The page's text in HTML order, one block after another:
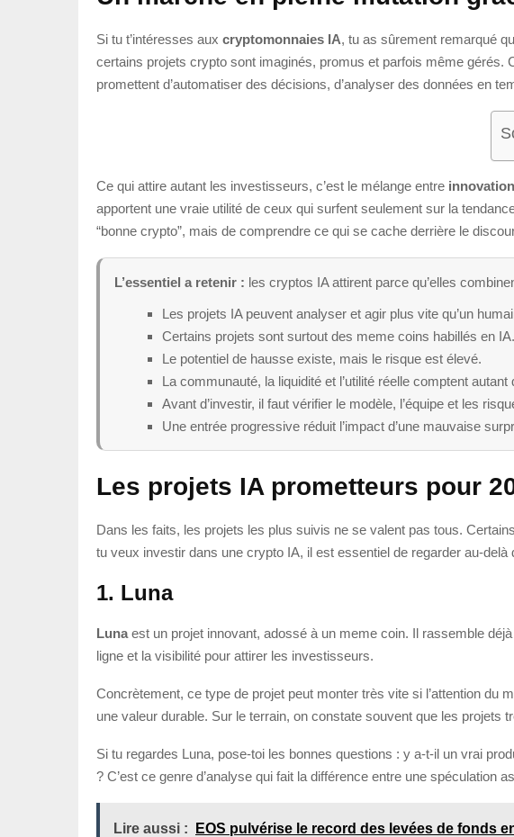
Si tu t’intéresses aux cryptomonnaies IA, tu as sûrement remarqué
certains projets crypto sont imaginés, promus et parfois même
promettent d’automatiser des décisions, d’analyser des données en
Ce qui attire autant les investisseurs, c’est le mélange entre
apportent une vraie utilité de ceux qui surfent seulement sur la
“bonne crypto”, mais de comprendre ce qui se cache derrière le
L’essentiel a retenir : les cryptos IA attirent parce qu’elles
Les projets IA peuvent analyser et agir plus vite qu’un
Certains projets sont surtout des meme coins habillés en IA.
Le potentiel de hausse existe, mais le risque est élevé.
La communauté, la liquidité et l’utilité réelle comptent autant
Avant d’investir, il faut vérifier le modèle, l’équipe et les
Une entrée progressive réduit l’impact d’une mauvaise
Les projets IA prometteurs pour
Dans les faits, les projets les plus suivis ne se valent pas tous.
tu veux investir dans une crypto IA, il est essentiel de regarder au-
1. Luna
Luna est un projet innovant, adossé à un meme coin. Il rassemble
ligne et la visibilité pour attirer les investisseurs.
Concrètement, ce type de projet peut monter très vite si l’attention du
une valeur durable. Sur le terrain, on constate souvent que les projets
Si tu regardes Luna, pose-toi les bonnes questions : y a-t-il un vrai
? C’est ce genre d’analyse qui fait la différence entre une spéculation
Lire aussi : EOS pulvérise le record des levées de fonds